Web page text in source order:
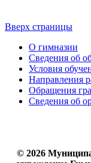
Вверх страницы
О гимназии
Сведения об
Условия
Направления
Обращения
Сведения об
© 2026